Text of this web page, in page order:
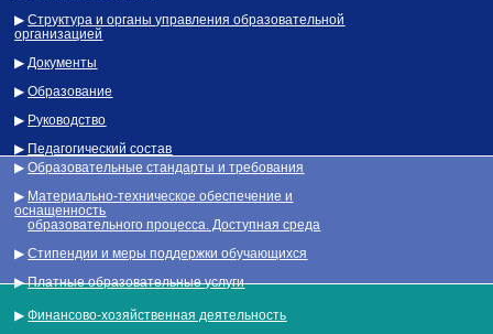
▶Финансово-хозяйственная деятельность
▶Образовательные стандарты и требования
▶ Материально-техническое обеспечение и
оснащенность
▶образовательного процесса . Доступная среда
▶Стипендии и меры поддержки обучающихся
▶Платные образовательные услуги
▶Структура и органы управления образовательной
организацией
▶ Документы
▶Образование
▶ Руководство
▶ Педагогический состав